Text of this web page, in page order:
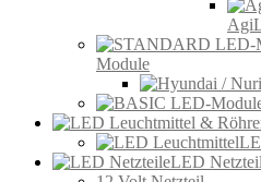
Module
LED